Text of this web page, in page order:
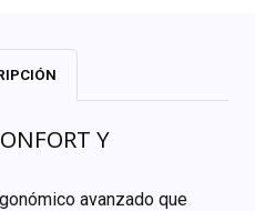
Y
avanzado que